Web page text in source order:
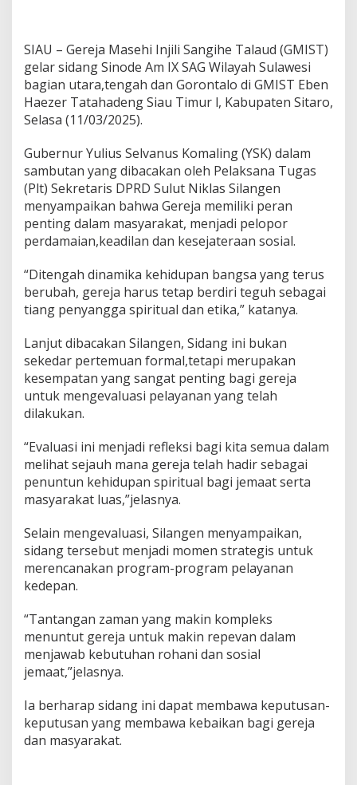
r
n
u
r
Y
u
i
u
s
S
e
l
v
n
u
s
S
m
b
a
n
g
i
a
u
H
a
i
r
S
i
n
g
S
i
d
e
A
SIAU – Gereja Masehi Injili Sangihe Talaud (GMIST)
gelar sidang Sinode Am IX SAG Wilayah Sulawesi
bagian utara,tengah dan Gorontalo di GMIST Eben
Haezer Tatahadeng Siau Timur l, Kabupaten Sitaro,
Selasa (11/03/2025).
Gubernur Yulius Selvanus Komaling (YSK) dalam
sambutan yang dibacakan oleh Pelaksana Tugas
(Plt) Sekretaris DPRD Sulut Niklas Silangen
menyampaikan bahwa Gereja memiliki peran
penting dalam masyarakat, menjadi pelopor
perdamaian,keadilan dan kesejateraan sosial.
“Ditengah dinamika kehidupan bangsa yang terus
berubah, gereja harus tetap berdiri teguh sebagai
tiang penyangga spiritual dan etika,” katanya.
Lanjut dibacakan Silangen, Sidang ini bukan
sekedar pertemuan formal,tetapi merupakan
kesempatan yang sangat penting bagi gereja
untuk mengevaluasi pelayanan yang telah
dilakukan.
“Evaluasi ini menjadi refleksi bagi kita semua dalam
melihat sejauh mana gereja telah hadir sebagai
penuntun kehidupan spiritual bagi jemaat serta
masyarakat luas,”jelasnya.
Selain mengevaluasi, Silangen menyampaikan,
sidang tersebut menjadi momen strategis untuk
merencanakan program-program pelayanan
kedepan.
“Tantangan zaman yang makin kompleks
menuntut gereja untuk makin repevan dalam
menjawab kebutuhan rohani dan sosial
jemaat,”jelasnya.
Ia berharap sidang ini dapat membawa keputusan-
keputusan yang membawa kebaikan bagi gereja
dan masyarakat.